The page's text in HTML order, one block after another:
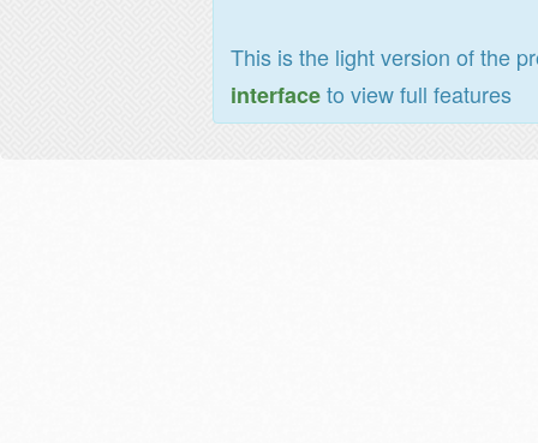
This is the light version of the
interfaceto view full features